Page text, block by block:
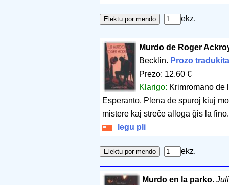
ekz.
Murdo de Roger
Becklin. Prozo
Prezo: 12.60 €
Klarigo: Krimromano de
Esperanto. Plena de spuroj kiuj
mistere kaj streĉe alloga ĝis la fino.
legu pli
ekz.
Murdo en la parko.